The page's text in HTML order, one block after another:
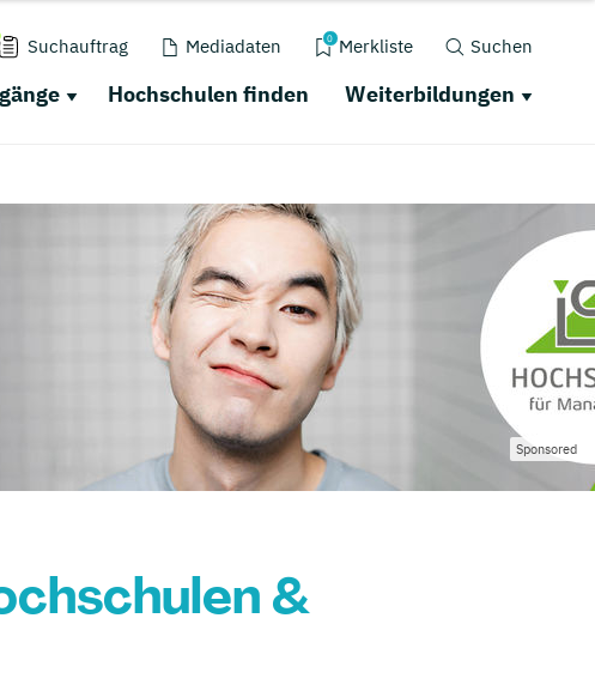
Suchauftrag Mediadaten 0 Merkliste Suchen
Hochschulen finden Weiterbildungen
Sponsored
&